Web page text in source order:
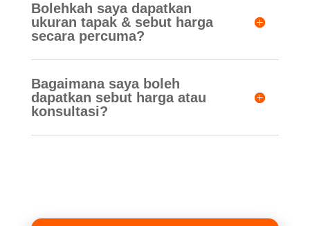
Bolehkah saya dapatkan
ukuran tapak & sebut harga
secara percuma?
Bagaimana saya boleh
dapatkan sebut harga atau
konsultasi?